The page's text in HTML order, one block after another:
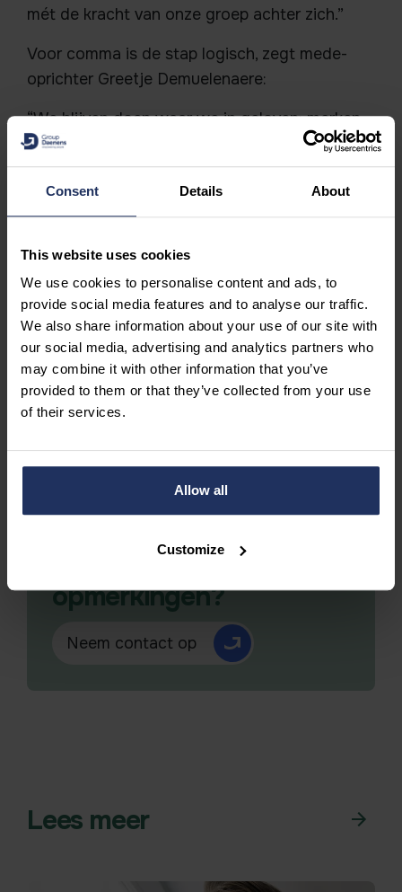
Consent Details About
This website uses cookies
We use cookies to personalise content and ads, to
provide social media features and to analyse our traffic.
We also share information about your use of our site with
our social media, advertising and analytics partners who
may combine it with other information that you’ve
provided to them or that they’ve collected from your use
of their services.
Allow all
Customize
mét de kracht van onze groep achter zich.”
Voor comma is de stap logisch, zegt mede-
oprichter Greetje Demuelenaere:
“We blijven doen waar we in geloven: merken
helpen groeien met een duidelijke strategie.
Alleen doen we dat nu met extra slagkracht en
ondersteuning.”
Ontdekt meer over Comma
Hebt u vragen of
opmerkingen?
Neem contact op
Lees meer